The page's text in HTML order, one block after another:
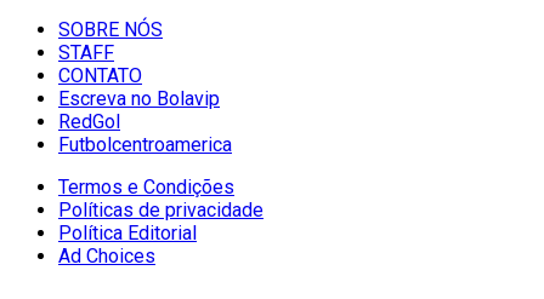
SOBRE NÓS
STAFF
CONTATO
Escreva no Bolavip
RedGol
Futbolcentroamerica
Termos e Condições
Políticas de privacidade
Política Editorial
Ad Choices